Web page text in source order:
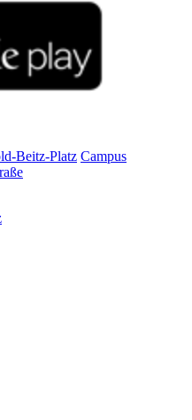
Beitz-Platz Campus